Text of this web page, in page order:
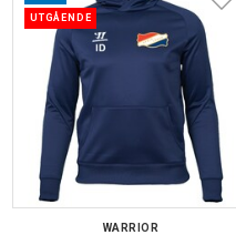
UTGÅENDE
WARRIOR